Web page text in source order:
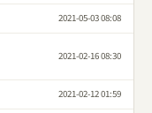
2021-05-03 08:08
2021-02-16 08:30
2021-02-12 01:59